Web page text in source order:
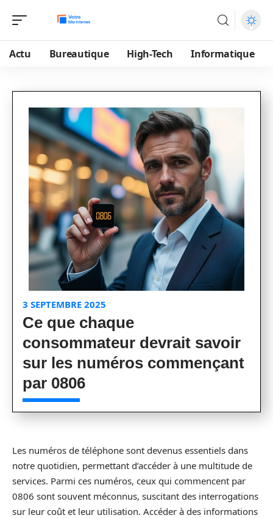
Actu Bureautique High-Tech Informatique
3 SEPTEMBRE 2025
Ce que chaque
consommateur devrait savoir
sur les numéros commençant
par 0806
Les numéros de téléphone sont devenus essentiels dans
notre quotidien, permettant d’accéder à une multitude de
services. Parmi ces numéros, ceux qui commencent par
0806 sont souvent méconnus, suscitant des interrogations
sur leur coût et leur utilisation. Accéder à des informations